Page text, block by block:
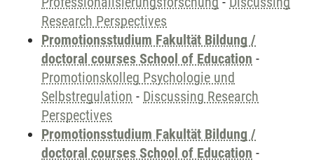
Research Perspectives
Promotionsstudium Fakultät Bildung /
doctoral courses School of Education -
Promotionskolleg Psychologie und
Selbstregulation - Discussing Research
Perspectives
Promotionsstudium Fakultät Bildung /
doctoral courses School of Education -